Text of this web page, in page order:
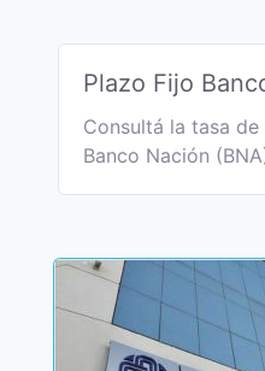
Plazo Fijo
Consultá la tasa
Banco Nación